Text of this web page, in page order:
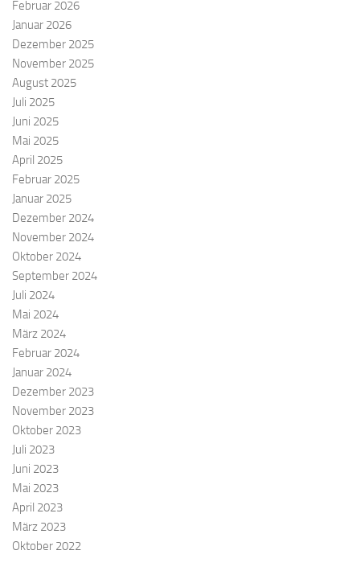
Februar 2026
Januar 2026
Dezember 2025
November 2025
August 2025
Juli 2025
Juni 2025
Mai 2025
April 2025
Februar 2025
Januar 2025
Dezember 2024
November 2024
Oktober 2024
September 2024
Juli 2024
Mai 2024
März 2024
Februar 2024
Januar 2024
Dezember 2023
November 2023
Oktober 2023
Juli 2023
Juni 2023
Mai 2023
April 2023
März 2023
Oktober 2022